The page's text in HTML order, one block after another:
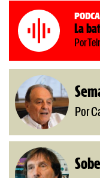
La
Por
Por